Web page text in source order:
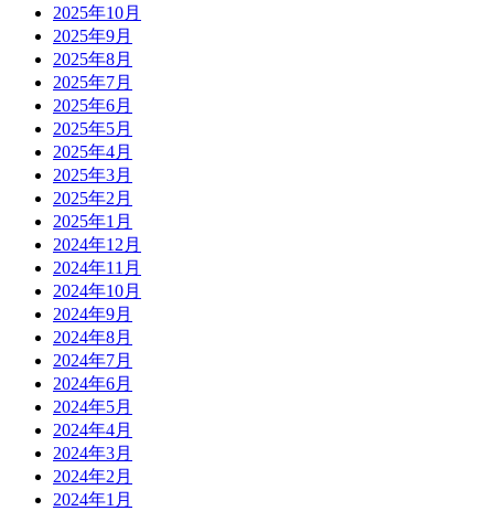
2025年10月
2025年9月
2025年8月
2025年7月
2025年6月
2025年5月
2025年4月
2025年3月
2025年2月
2025年1月
2024年12月
2024年11月
2024年10月
2024年9月
2024年8月
2024年7月
2024年6月
2024年5月
2024年4月
2024年3月
2024年2月
2024年1月